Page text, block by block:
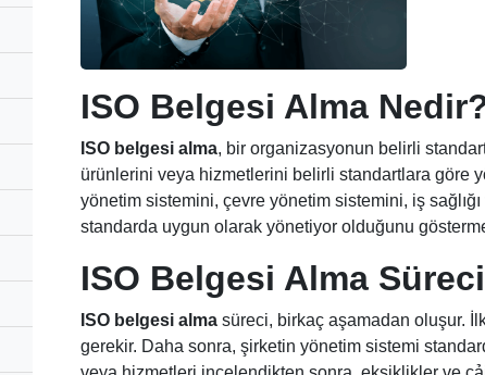
ISO Belgesi Alma
ISO belgesi alma, bir organizasyonun belirli
ürünlerini veya hizmetlerini belirli standartlara göre
yönetim sistemini, çevre yönetim sistemini, iş
standarda uygun olarak yönetiyor olduğunu
ISO Belgesi AlmaSüreci
ISO belgesi almasüreci, birkaç aşamadan oluşur.
gerekir. Daha sonra, şirketin yönetim sistemi